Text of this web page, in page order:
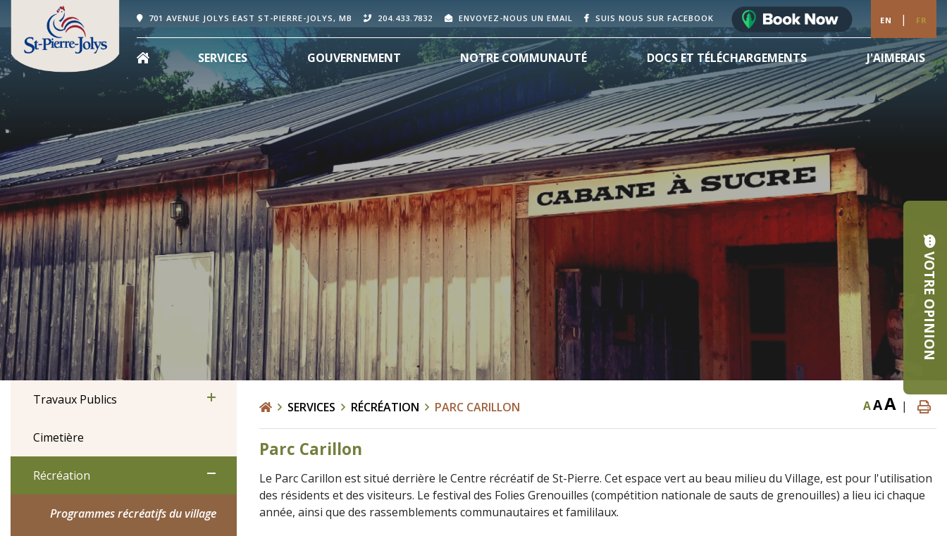
701 AVENUE JOLYS EAST ST-PIERRE-JOLYS, MB 204.433.7832 ENVOYEZ-NOUS UN EMAIL SUIS NOUS SUR FACEBOOK EN | FR
SERVICES GOUVERNEMENT NOTRE COMMUNAUTÉ DOCS ET TÉLÉCHARGEMENTS J'AIMERAIS
Travaux Publics
Cimetière
Récréation
Programmes récréatifs du village
SERVICES RÉCRÉATION PARC CARILLON AAA |
Parc Carillon
Le Parc Carillon est situé derrière le Centre récréatif de St-Pierre. Cet espace vert au beau milieu du Village, est pour l'utilisation
des résidents et des visiteurs. Le festival des Folies Grenouilles (compétition nationale de sauts de grenouilles) a lieu ici chaque
année, ainsi que des rassemblements communautaires et famililaux.
VOTRE OPINION